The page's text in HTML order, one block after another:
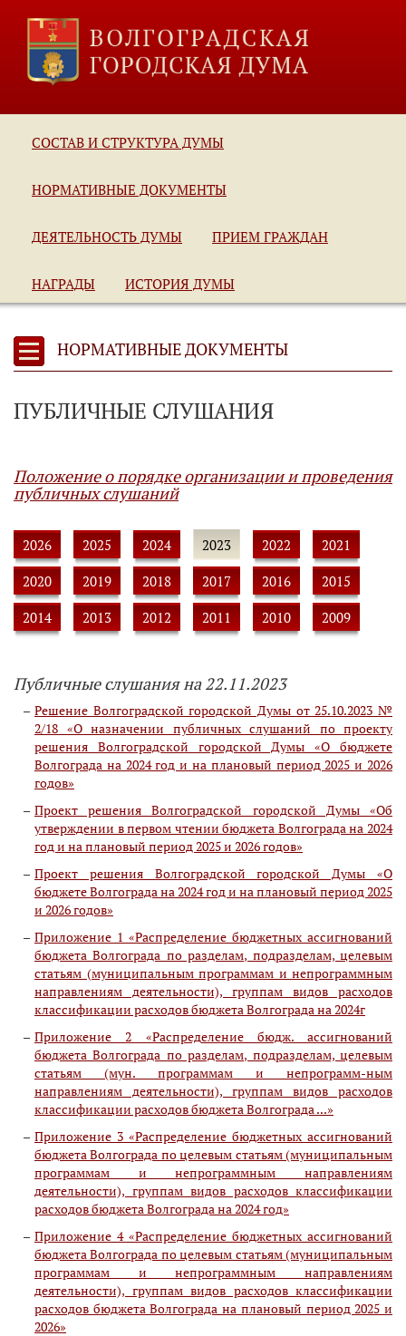
СОСТАВ И СТРУКТУРА ДУМЫ
НОРМАТИВНЫЕ ДОКУМЕНТЫ
ДЕЯТЕЛЬНОСТЬ ДУМЫ ПРИЕМ ГРАЖДАН
НАГРАДЫ ИСТОРИЯ ДУМЫ
НОРМАТИВНЫЕ ДОКУМЕНТЫ
ПУБЛИЧНЫЕ СЛУШАНИЯ
Положение о порядке организации и проведения
публичных слушаний
2026 2025 2024 2023 2022
2021
2020
2019 2018 2017 2016
2015
2014
2013 2012 2011 2010 2009
Публичные слушания на 22.11.2023
Решение Волгоградской городской Думы от 25.10.2023 №
2/18 «О назначении публичных слушаний по проекту
решения Волгоградской городской Думы «О бюджете
Волгограда на 2024 год и на плановый период 2025 и 2026
годов»
Проект решения Волгоградской городской Думы «Об
утверждении в первом чтении бюджета Волгограда на 2024
год и на плановый период 2025 и 2026 годов»
Проект решения Волгоградской городской Думы «О
бюджете Волгограда на 2024 год и на плановый период 2025
и 2026 годов»
Приложение 1 «Распределение бюджетных ассигнований
бюджета Волгограда по разделам, подразделам, целевым
статьям (муниципальным программам и непрограммным
направлениям деятельности), группам видов расходов
классификации расходов бюджета Волгограда на 2024г
Приложение 2 «Распределение бюдж. ассигнований
бюджета Волгограда по разделам, подразделам, целевым
статьям (мун. программам и непрограмм-ным
направлениям деятельности), группам видов расходов
классификации расходов бюджета Волгограда ...»
Приложение 3 «Распределение бюджетных ассигнований
бюджета Волгограда по целевым статьям (муниципальным
программам и непрограммным направлениям
деятельности), группам видов расходов классификации
расходов бюджета Волгограда на 2024 год»
Приложение 4 «Распределение бюджетных ассигнований
бюджета Волгограда по целевым статьям (муниципальным
программам и непрограммным направлениям
деятельности), группам видов расходов классификации
расходов бюджета Волгограда на плановый период 2025 и
2026»